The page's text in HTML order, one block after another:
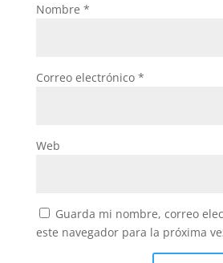
Nombre *
Correo electrónico *
Web
Guarda mi nombre, correo
este navegador para la próxima